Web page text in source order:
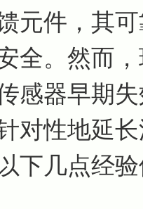
元件，其
全。然而
感器早期
对性地延
下几点经